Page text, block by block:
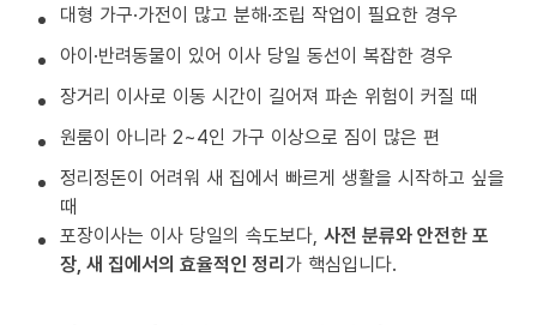
대형 가구·가전이 많고 분해·조립 작업이 필요한 경우
아이·반려동물이 있어 이사 당일 동선이 복잡한 경우
장거리 이사로 이동 시간이 길어져 파손 위험이 커질 때
원룸이 아니라 2~4인 가구 이상으로 짐이 많은 편
정리정돈이 어려워 새 집에서 빠르게 생활을 시작하고 싶을
때
포장이사는 이사 당일의 속도보다, 사전 분류와 안전한 포
장, 새 집에서의 효율적인 정리가 핵심입니다.